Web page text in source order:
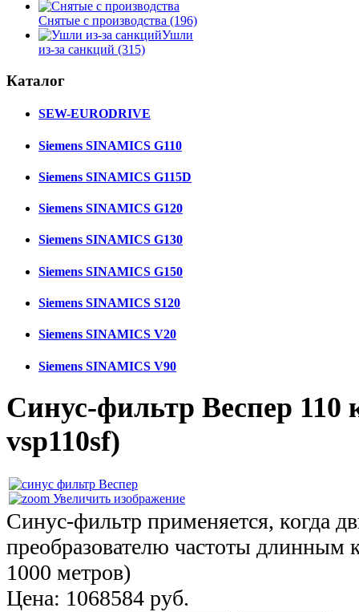
Снятые с производства (196)
Ушли
из-за санкций (315)
Каталог
SEW-EURODRIVE
Siemens SINAMICS G110
Siemens SINAMICS G115D
Siemens SINAMICS G120
Siemens SINAMICS G130
Siemens SINAMICS G150
Siemens SINAMICS S120
Siemens SINAMICS V20
Siemens SINAMICS V90
Синус-фильтр Веспер 110
vsp110sf)
Увеличить изображение
Синус-фильтр применяется, когда
преобразователю частоты длинным
1000 метров)
Цена: 1068584 руб.